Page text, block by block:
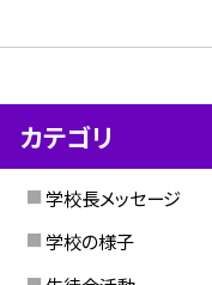
カテゴリ
学校長メッセージ
学校の様子